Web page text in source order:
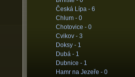
Česká Lípa - 6
Chlum - 0
Chotovice - 0
Cvikov - 3
Doksy - 1
Dubá - 1
Dubnice - 1
Hamr na Jezeře - 0